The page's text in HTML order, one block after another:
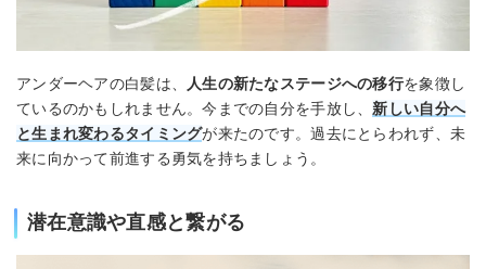
アンダーヘアの白髪は、 人生の新たなステージへの移行を象徴し
ているのかもしれません。今までの自分を手放し、新しい自分へ
と生まれ変わるタイミングが来たのです。過去にとらわれず、未
来に向かって前進する勇気を持ちましょう。
潜在意識や直感と繋がる